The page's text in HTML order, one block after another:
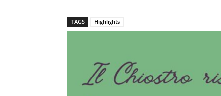
TAGS Highlights